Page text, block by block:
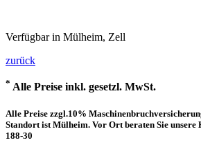
Verfügbar in Mülheim, Zell
zurück
* Alle Preise inkl. gesetzl. MwSt.
Alle Preise zzgl.10%
Standort ist Mülheim. Vor Ort beraten Sie unsere
188-30